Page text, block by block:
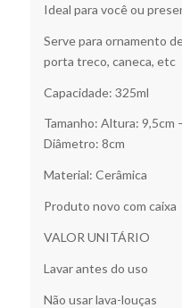
Ideal para você ou
Serve para ornamento
porta treco, caneca, etc
Capacidade: 325ml
Tamanho: Altura: 9,5cm
Diâmetro: 8cm
Material: Cerâmica
Produto novo com caixa
VALOR UNITÁRIO
Lavar antes do uso
Não usar lava-louças